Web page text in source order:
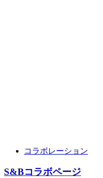
コラボレーション
S&Bコラボページ